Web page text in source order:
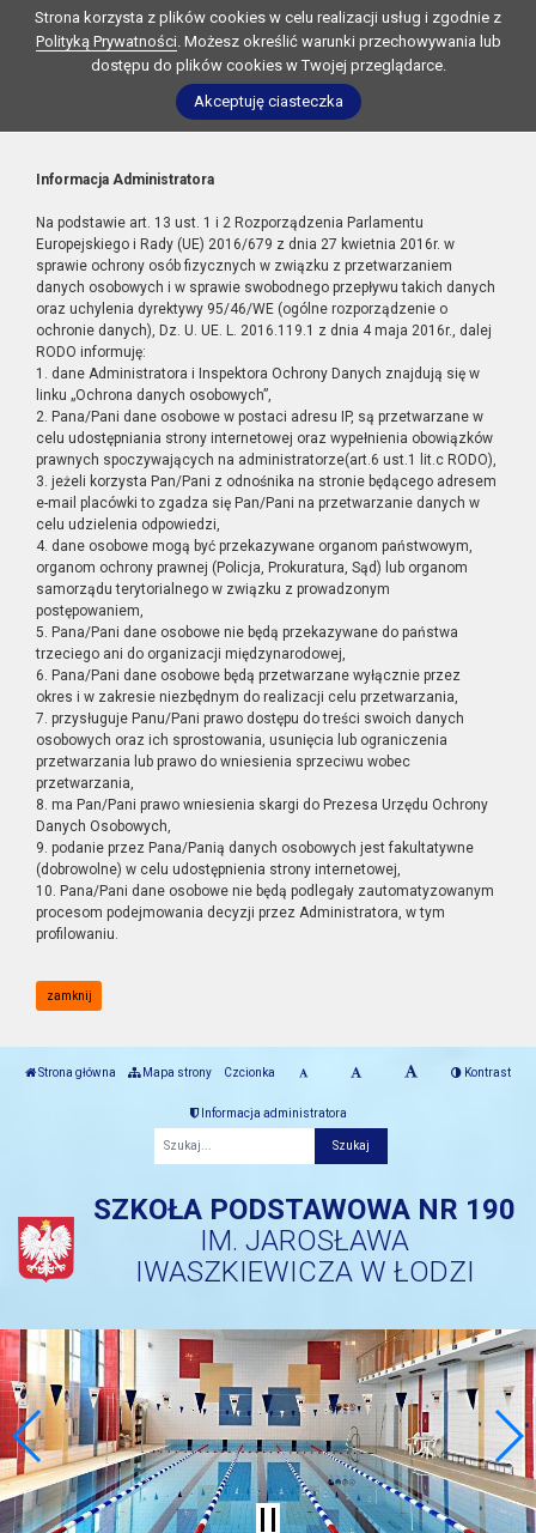
Strona korzysta z plików cookies w celu realizacji usług i zgodnie z
Polityką Prywatności. Możesz określić warunki przechowywania lub
dostępu do plików cookies w Twojej przeglądarce.
Akceptuję ciasteczka
Informacja Administratora
Na podstawie art. 13 ust. 1 i 2 Rozporządzenia Parlamentu
Europejskiego i Rady (UE) 2016/679 z dnia 27 kwietnia 2016r. w
sprawie ochrony osób fizycznych w związku z przetwarzaniem
danych osobowych i w sprawie swobodnego przepływu takich danych
oraz uchylenia dyrektywy 95/46/WE (ogólne rozporządzenie o
ochronie danych), Dz. U. UE. L. 2016.119.1 z dnia 4 maja 2016r., dalej
RODO informuję:
1. dane Administratora i Inspektora Ochrony Danych znajdują się w
linku „Ochrona danych osobowych”,
2. Pana/Pani dane osobowe w postaci adresu IP, są przetwarzane w
celu udostępniania strony internetowej oraz wypełnienia obowiązków
prawnych spoczywających na administratorze(art.6 ust.1 lit.c RODO),
3. jeżeli korzysta Pan/Pani z odnośnika na stronie będącego adresem
e-mail placówki to zgadza się Pan/Pani na przetwarzanie danych w
celu udzielenia odpowiedzi,
4. dane osobowe mogą być przekazywane organom państwowym,
organom ochrony prawnej (Policja, Prokuratura, Sąd) lub organom
samorządu terytorialnego w związku z prowadzonym
postępowaniem,
5. Pana/Pani dane osobowe nie będą przekazywane do państwa
trzeciego ani do organizacji międzynarodowej,
6. Pana/Pani dane osobowe będą przetwarzane wyłącznie przez
okres i w zakresie niezbędnym do realizacji celu przetwarzania,
7. przysługuje Panu/Pani prawo dostępu do treści swoich danych
osobowych oraz ich sprostowania, usunięcia lub ograniczenia
przetwarzania lub prawo do wniesienia sprzeciwu wobec
przetwarzania,
8. ma Pan/Pani prawo wniesienia skargi do Prezesa Urzędu Ochrony
Danych Osobowych,
9. podanie przez Pana/Panią danych osobowych jest fakultatywne
(dobrowolne) w celu udostępnienia strony internetowej,
10. Pana/Pani dane osobowe nie będą podlegały zautomatyzowanym
procesom podejmowania decyzji przez Administratora, w tym
profilowaniu.
zamknij
Strona główna Mapa strony Czcionka Kontrast
Informacja administratora
SZKOŁA PODSTAWOWA NR 190
IM. JAROSŁAWA
IWASZKIEWICZA W ŁODZI